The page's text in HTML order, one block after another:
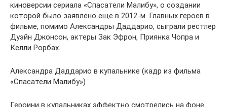
киноверсии сериала «Спасатели Малибу», о создании
которой было заявлено еще в 2012-м. Главных героев в
фильме, помимо Александры Даддарио, сыграли рестлер
Дуэйн Джонсон, актеры Зак Эфрон, Приянка Чопра и
Келли Рорбах.
Александра Даддарио в купальнике (кадр из фильма
«Спасатели Малибу»)
Героини в купальниках эффектно смотрелись на фоне